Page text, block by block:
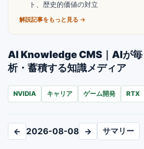
ト、歴史的価値の対立
解説記事をもっと見る →
AI Knowledge CMS｜AIが毎
析・蓄積する知識メディア
NVIDIA キャリア ゲーム開発 RTX
← 2026-08-08 → サマリー